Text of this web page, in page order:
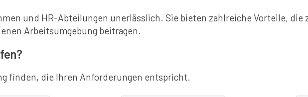
und HR-Abteilungen unerlässlich. Sie bieten zahlreiche Vorteile, die
Arbeitsumgebung beitragen.
finden, die Ihren Anforderungen entspricht.